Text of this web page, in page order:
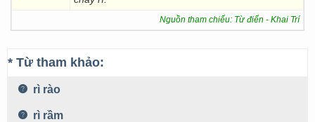
Nguồn tham chiếu: Từ điển - Khai Trí
* Từ tham khảo:
rì rào
rì rầm